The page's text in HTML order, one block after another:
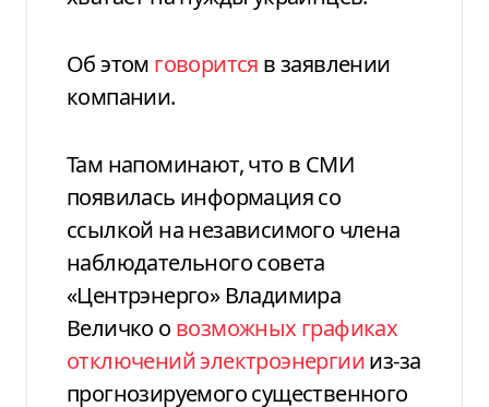
Об этом говорится в заявлении
компании.
Там напоминают, что в СМИ
появилась информация со
ссылкой на независимого члена
наблюдательного совета
«Центрэнерго» Владимира
Величко о возможных графиках
отключений электроэнергиииз-за
прогнозируемого существенного